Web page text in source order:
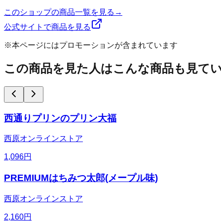
このショップの商品一覧を見る →
公式サイトで商品を見る
※本ページにはプロモーションが含まれています
この商品を見た人はこんな商品も見て
西通りプリンのプリン大福
西原オンラインストア
1,096円
PREMIUMはちみつ太郎(メープル味)
西原オンラインストア
2,160円